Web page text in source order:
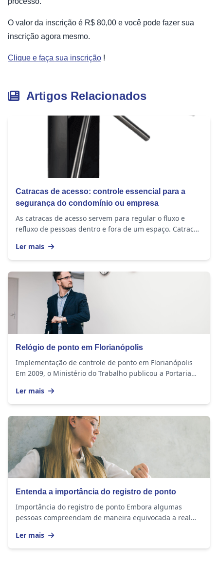
O valor da inscrição é R$ 80,00 e você pode fazer sua
inscrição agora mesmo.
Clique e faça sua inscrição !
Artigos Relacionados
Catracas de acesso: controle essencial para a
segurança do condomínio ou empresa
As catracas de acesso servem para regular o fluxo e
refluxo de pessoas dentro e fora de um espaço. Catracas
Ler mais
Relógio de ponto em Florianópolis
Implementação de controle de ponto em Florianópolis
Em 2009, o Ministério do Trabalho publicou a Portaria
Ler mais
Entenda a importância do registro de ponto
Importância do registro de ponto Embora algumas
pessoas compreendam de maneira equivocada a real
Ler mais